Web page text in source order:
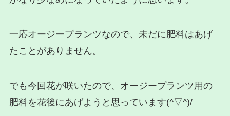
一応オージープランツなので、未だに肥料はあげ
たことがありません。
でも今回花が咲いたので、オージープランツ用の
肥料を花後にあげようと思っています(^▽^)/